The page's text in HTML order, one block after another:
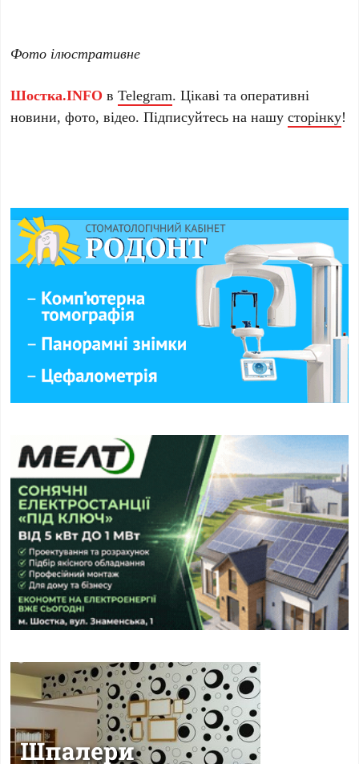
Фото ілюстративне
Шостка.INFO вTelegram. Цікаві та оперативні
новини, фото, відео. Підписуйтесь на нашусторінку!